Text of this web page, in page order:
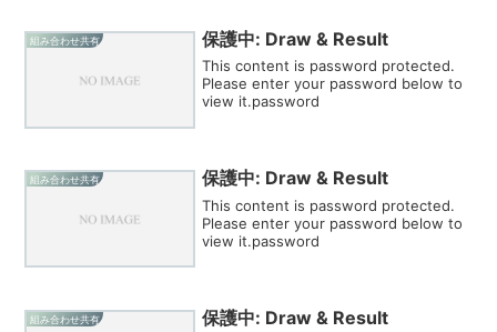
組み合わせ共有 保護中: Draw & Result
This content is password protected.
Please enter your password below to
view it.password
組み合わせ共有 保護中: Draw & Result
This content is password protected.
Please enter your password below to
view it.password
組み合わせ共有 保護中: Draw & Result